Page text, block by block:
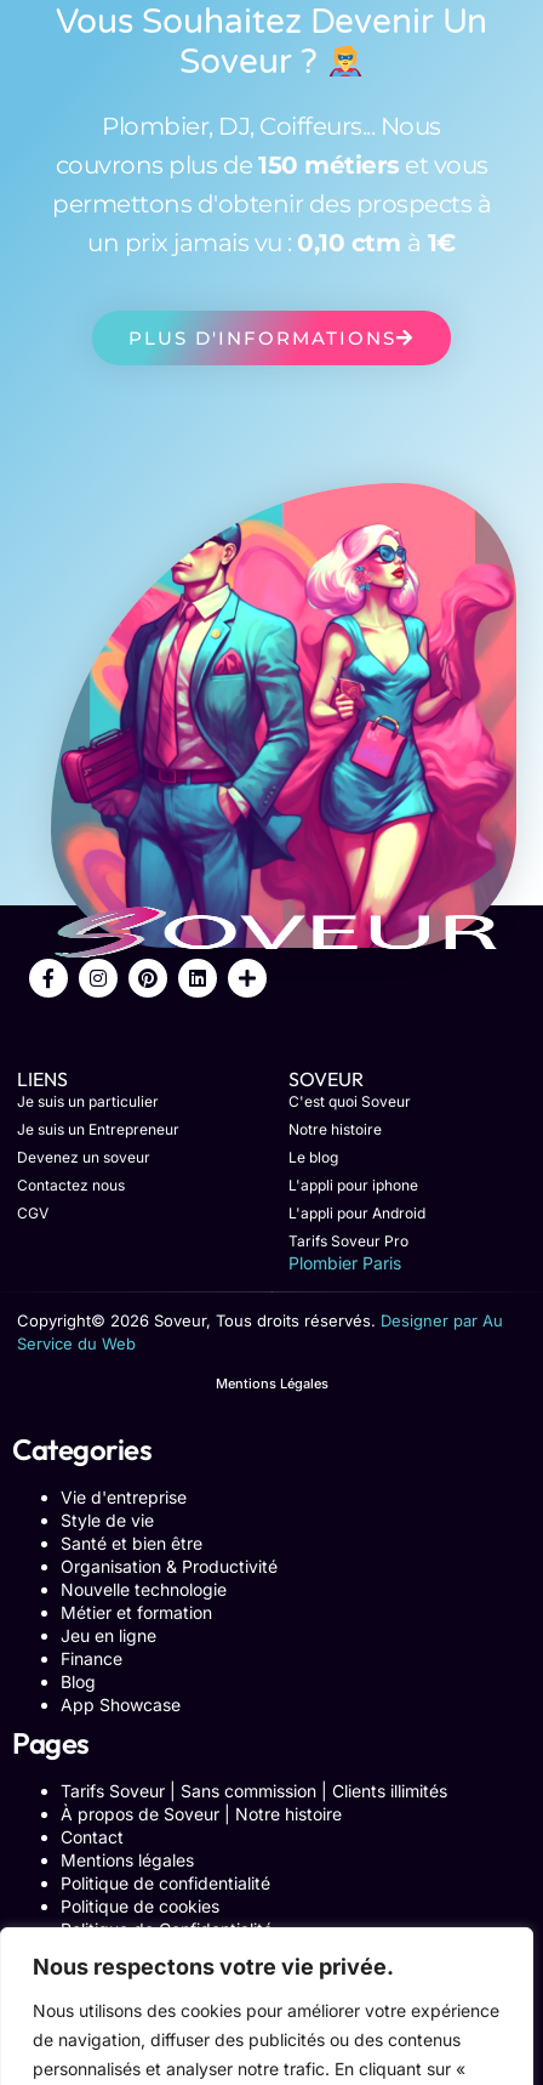
Nous respectons votre vie privée.
Nous utilisons des cookies pour améliorer votre expérience
de navigation, diffuser des publicités ou des contenus
personnalisés et analyser notre trafic. En cliquant sur «
Vous Souhaitez Devenir Un
Soveur ?
Plombier, DJ, Coiffeurs... Nous
couvrons plus de 150 métiers et vous
permettons d'obtenir des prospects à
un prix jamais vu : 0,10 ctm à 1€
PLUS D'INFORMATIONS
LIENS
Je suis un particulier
Je suis un Entrepreneur
Devenez un soveur
Contactez nous
CGV
SOVEUR
C'est quoi Soveur
Notre histoire
Le blog
L'appli pour iphone
L'appli pour Android
Tarifs Soveur Pro
Plombier Paris
Copyright© 2026 Soveur, Tous droits réservés. Designer par Au
Service du Web
Mentions Légales
Categories
Vie d'entreprise
Style de vie
Santé et bien être
Organisation & Productivité
Nouvelle technologie
Métier et formation
Jeu en ligne
Finance
Blog
App Showcase
Pages
Tarifs Soveur | Sans commission | Clients illimités
À propos de Soveur | Notre histoire
Contact
Mentions légales
Politique de confidentialité
Politique de cookies
Politique de Confidentialité
Blog
Programme Affiliation
Conditions générales d’utilisation
ACCUEIL